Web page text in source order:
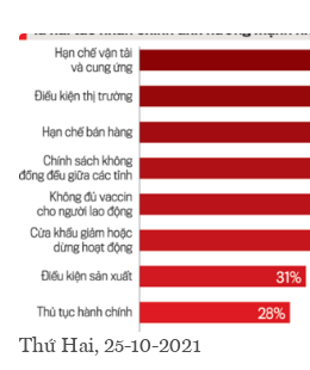
Thứ Hai, 25-10-2021